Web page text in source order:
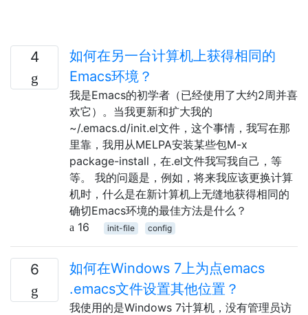
4
如何在另一台计算机上获得相同的
Emacs环境？
我是Emacs的初学者（已经使用了大约2周并喜
欢它）。当我更新和扩大我的
~/.emacs.d/init.el文件，这个事情，我写在那
里靠，我用从MELPA安装某些包M-x
package-install，在.el文件我写我自己，等
等。 我的问题是，例如，将来我应该更换计算
机时，什么是在新计算机上无缝地获得相同的
确切Emacs环境的最佳方法是什么？
16
init-file config
6
如何在Windows 7上为点emacs
.emacs文件设置其他位置？
我使用的是Windows 7计算机，没有管理员访